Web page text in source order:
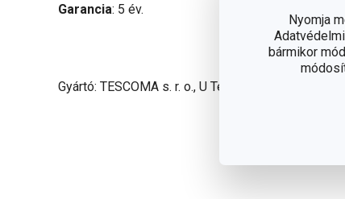
Nyomja
bármikor
Garancia: 5 év.
Gyártó: TESCOMA s. r. o., U Tescomy 241, 760 01